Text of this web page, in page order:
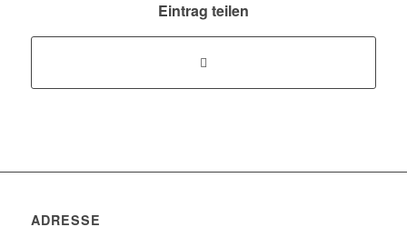
Eintrag teilen
ADRESSE